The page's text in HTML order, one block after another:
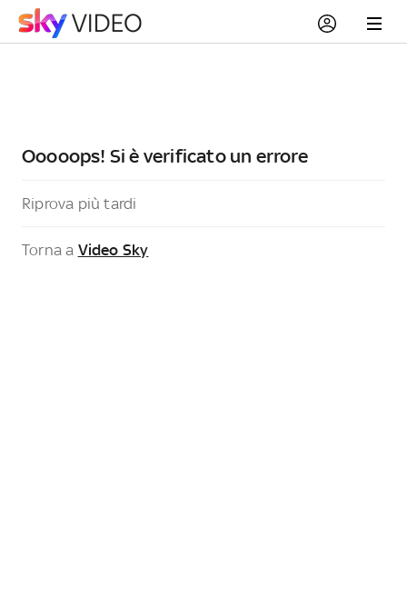
Ooooops! Si è verificato un errore
Riprova più tardi
Torna a Video Sky